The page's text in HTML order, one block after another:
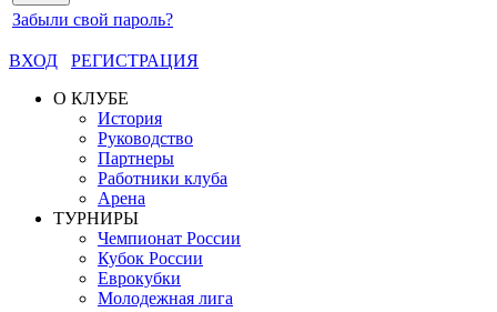
Забыли свой пароль?
ВХОД
РЕГИСТРАЦИЯ
О КЛУБЕ
История
Руководство
Партнеры
Работники клуба
Арена
ТУРНИРЫ
Чемпионат России
Кубок России
Еврокубки
Молодежная лига